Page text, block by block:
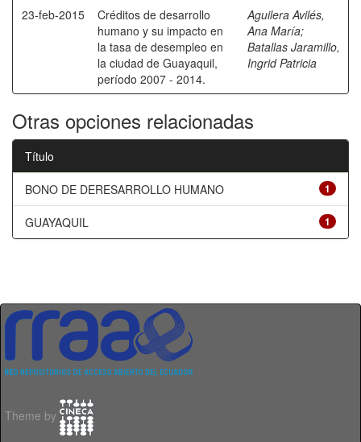
23-feb-2015
Créditos de desarrollo
humano y su impacto en
la tasa de desempleo en
la ciudad de Guayaquil,
período 2007 - 2014.
Aguilera Avilés,
Ana María;
Batallas Jaramillo,
Ingrid Patricia
Otras opciones relacionadas
Título
1
BONO DE DERESARROLLO HUMANO
1
GUAYAQUIL
Theme by